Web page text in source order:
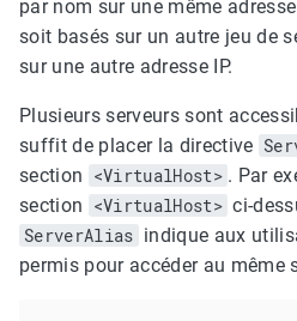
par nom sur une même adresse
soit basés sur un autre jeu de
sur une autre adresse IP.
Plusieurs serveurs sont
suffit de placer la directive
section <VirtualHost> . Par
section <VirtualHost> ci-
ServerAlias indique aux
permis pour accéder au même